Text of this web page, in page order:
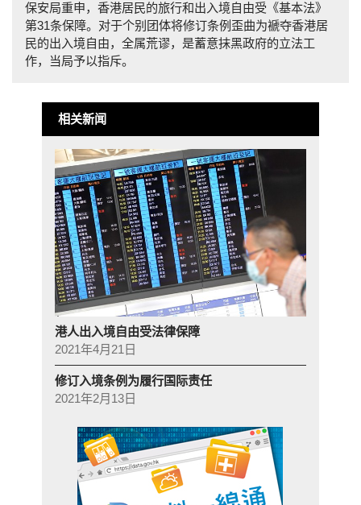
保安局重申，香港居民的旅行和出入境自由受《基本法》
第31条保障。对于个别团体将修订条例歪曲为褫夺香港居
民的出入境自由，全属荒谬，是蓄意抹黑政府的立法工
作，当局予以指斥。
相关新闻
港人出入境自由受法律保障
2021年4月21日
修订入境条例为履行国际责任
2021年2月13日